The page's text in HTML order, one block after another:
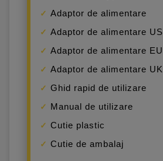
Adaptor de alimentare
Adaptor de alimentare US
Adaptor de alimentare EU
Adaptor de alimentare UK
Ghid rapid de utilizare
Manual de utilizare
Cutie plastic
Cutie de ambalaj